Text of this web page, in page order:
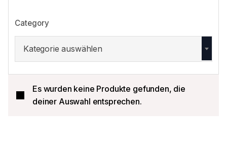
Category
Kategorie auswählen
Es wurden keine Produkte gefunden, die
deiner Auswahl entsprechen.